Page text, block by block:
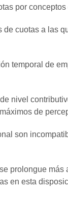
por
cuotas a las
temporal de
nivel
de
son
prolongue
en esta